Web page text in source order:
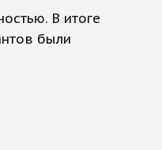
В итоге
были